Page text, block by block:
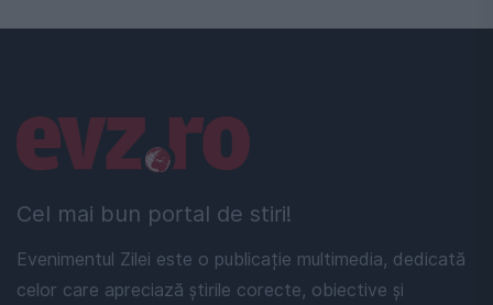
Cel mai bun portal de stiri!
Evenimentul Zilei este o publicație multimedia, dedicată
celor care apreciază știrile corecte, obiective și
Linkuri utile